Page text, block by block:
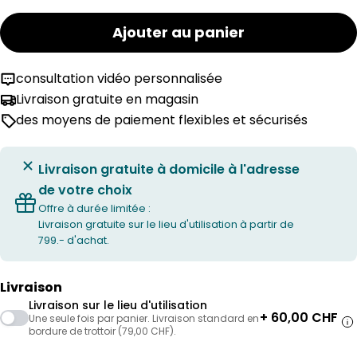
Ajouter au panier
consultation vidéo personnalisée
Livraison gratuite en magasin
des moyens de paiement flexibles et sécurisés
Livraison gratuite à domicile à l'adresse
de votre choix
Offre à durée limitée :
Livraison gratuite sur le lieu d'utilisation à partir de
799.- d'achat.
Livraison
Livraison sur le lieu d'utilisation
Une seule fois par panier. Livraison standard en
bordure de trottoir (79,00 CHF).
+ 60,00 CHF